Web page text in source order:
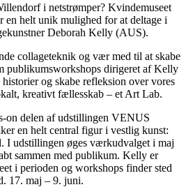
i netstrømper? Kvindemuseet
en helt unik mulighed for at deltage i
Deborah Kelly (AUS).
collageteknik og vær med til at skabe
publikumsworkshops dirigeret af Kelly
og skabe refleksion over vores
kreativt fællesskab – et Art Lab.
on delen af udstillingen VENUS
en helt central figur i vestlig kunst:
I udstillingen øges værkudvalget i maj
sammen med publikum. Kelly er
i perioden og workshops finder sted
17. maj – 9. juni.